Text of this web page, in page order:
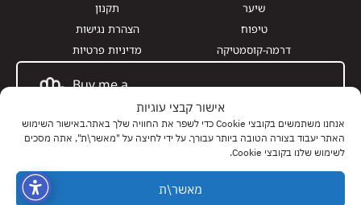
אישור קבצי עוגיות
אנחנו משתמשים בקובצי Cookie כדי לשפר את החוויה שלך באתר.באישור השימוש
האתר יעבוד בצורה הטובה ביותר עבורך. על ידי לחיצה על "מאשר\ת", אתה מסכים
לשימוש שלנו בקובצי Cookie.
מאשר\ת
Buy me a
Giftcard
שיער
טיפוח
דרמה-קוסמטיקה
תקנון
הצהרת נגישות
מדיניות פרטיות